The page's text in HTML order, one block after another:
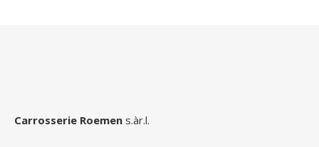
Carrosserie Roemen s.àr.l.